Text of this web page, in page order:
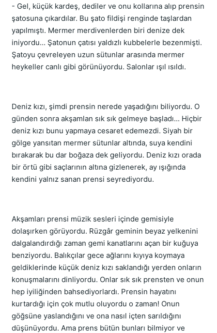
- Gel, küçük kardeş, dediler ve onu kollarına alıp prensin
şatosuna çıkardılar. Bu şato fildişi renginde taşlardan
yapılmıştı. Mermer merdivenlerden biri denize dek
iniyordu... Şatonun çatısı yaldızlı kubbelerle bezenmişti.
Şatoyu çevreleyen uzun sütunlar arasında mermer
heykeller canlı gibi görünüyordu. Salonlar ışıl ısıldı.
Deniz kızı, şimdi prensin nerede yaşadığını biliyordu. O
günden sonra akşamlan sık sık gelmeye başladı... Hiçbir
deniz kızı bunu yapmaya cesaret edemezdi. Siyah bir
gölge yansıtan mermer sütunlar altında, suya kendini
bırakarak bu dar boğaza dek geliyordu. Deniz kızı orada
bir örtü gibi saçlarının altına gizlenerek, ay ışığında
kendini yalnız sanan prensi seyrediyordu.
Akşamları prensi müzik sesleri içinde gemisiyle
dolaşırken görüyordu. Rüzgâr geminin beyaz yelkenini
dalgalandırdığı zaman gemi kanatlarını açan bir kuğuya
benziyordu. Balıkçılar gece ağlarını kıyıya koymaya
geldiklerinde küçük deniz kızı saklandığı yerden onların
konuşmalarını dinliyordu. Onlar sık sık prensten ve onun
hep iyiliğinden bahsediyorlardı. Prensin hayatını
kurtardığı için çok mutlu oluyordu o zaman! Onun
göğsüne yaslandığını ve ona nasıl içten sarıldığını
düşünüyordu. Ama prens bütün bunları bilmiyor ve